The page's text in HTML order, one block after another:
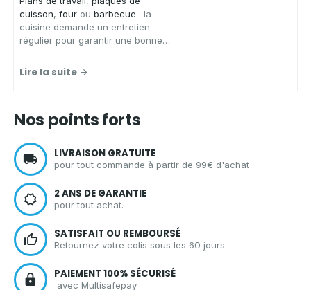
cuisson, fourou barbecue : la
cuisine demande un entretien
régulier pour garantir une bonne
spécialiste des solutions
écologiquepournettoyer votre
cuisineen toute sérénité.
Lire la suite
Nos points forts
LIVRAISON GRATUITE
pour tout commande à partir de 99€ d'achat
2 ANS DE GARANTIE
pour tout achat.
SATISFAIT OU REMBOURSÉ
Retournez votre colis sous les 60 jours
PAIEMENT 100% SÉCURISÉ
avec Multisafepay